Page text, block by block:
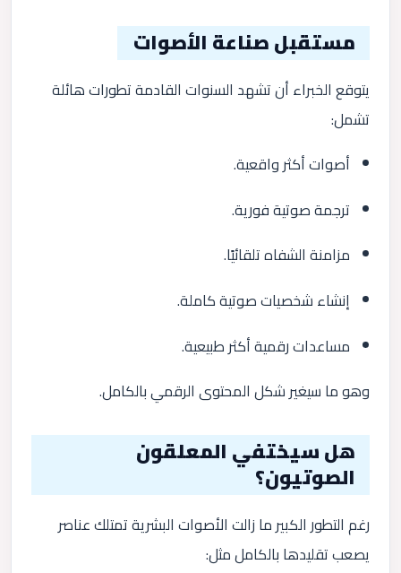
مستقبل صناعة الأصوات
يتوقع الخبراء أن تشهد السنوات القادمة تطورات هائلة
تشمل:
أصوات أكثر واقعية.
ترجمة صوتية فورية.
مزامنة الشفاه تلقائيًا.
إنشاء شخصيات صوتية كاملة.
مساعدات رقمية أكثر طبيعية.
وهو ما سيغير شكل المحتوى الرقمي بالكامل.
هل سيختفي المعلقون
الصوتيون؟
رغم التطور الكبير ما زالت الأصوات البشرية تمتلك عناصر
يصعب تقليدها بالكامل مثل: